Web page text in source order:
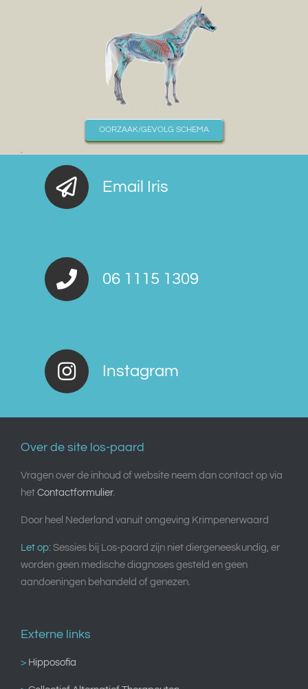
OORZAAK/GEVOLG SCHEMA
Email Iris
06 1115 1309
Instagram
Over de site los-paard
Vragen over de inhoud of website neem dan contact op via
het Contactformulier.
Door heel Nederland vanuit omgeving Krimpenerwaard
Let op: Sessies bij Los-paard zijn niet diergeneeskundig, er
worden geen medische diagnoses gesteld en geen
aandoeningen behandeld of genezen.
Externe links
> Hipposofia